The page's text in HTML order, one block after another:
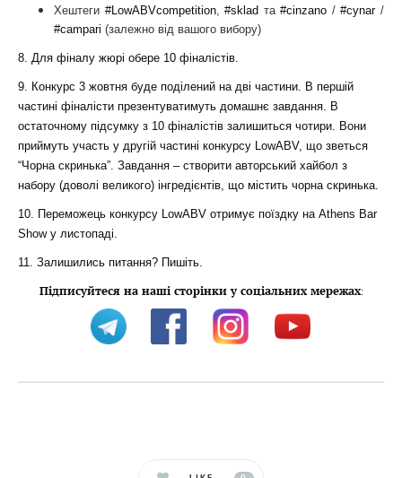
Хештеги #LowABVcompetition,#sklad та#cinzano /#cynar/
#campari (залежно від вашого вибору)
8. Для фіналу жюрі обере 10 фіналістів.
9. Конкурс 3 жовтня буде поділений на дві частини. В першій
частині фіналісти презентуватимуть домашнє завдання. В
остаточному підсумку з 10 фіналістів залишиться чотири. Вони
приймуть участь у другій частині конкурсу LowABV, що зветься
“Чорна скринька”. Завдання – створити авторський хайбол з
набору (доволі великого) інгредієнтів, що містить чорна скринька.
10. Переможець конкурсу LowABV отримує поїздку на Athens Bar
Show у листопаді.
11. Залишились питання? Пишіть.
Підписуйтеся на наші сторінки у соціальних мережах: